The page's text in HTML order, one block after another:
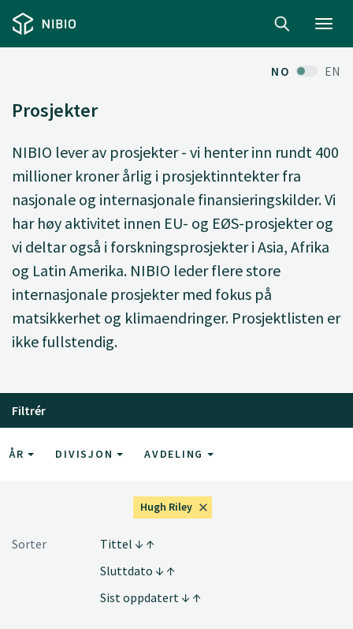
NO EN
Prosjekter
NIBIO lever av prosjekter - vi henter inn rundt 400
millioner kroner årlig i prosjektinntekter fra
nasjonale og internasjonale finansieringskilder. Vi
har høy aktivitet innen EU- og EØS-prosjekter og
vi deltar også i forskningsprosjekter i Asia, Afrika
og Latin Amerika. NIBIO leder flere store
internasjonale prosjekter med fokus på
matsikkerhet og klimaendringer. Prosjektlisten er
ikke fullstendig.
Filtrér
ÅR DIVISJON AVDELING
Hugh Riley
Sorter
Tittel
Sluttdato
Sist oppdatert